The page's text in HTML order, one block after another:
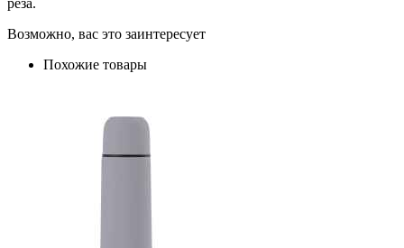
Возможно, вас это заинтересует
Похожие товары